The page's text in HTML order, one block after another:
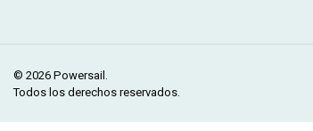
© 2026 Powersail.
Todos los derechos reservados.